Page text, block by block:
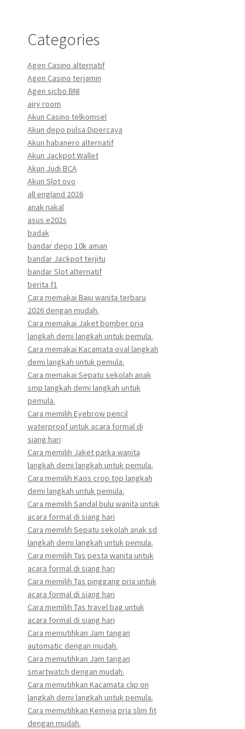
Categories
Agen Casino alternatif
Agen Casino terjamin
Agen sicbo BNI
airy room
Akun Casino telkomsel
Akun depo pulsa Dipercaya
Akun habanero alternatif
Akun Jackpot Wallet
Akun Judi BCA
Akun Slot ovo
all england 2026
anak nakal
asus e202s
badak
bandar depo 10k aman
bandar Jackpot terjitu
bandar Slot alternatif
berita f1
Cara memakai Baju wanita terbaru
2026 dengan mudah.
Cara memakai Jaket bomber pria
langkah demi langkah untuk pemula.
Cara memakai Kacamata oval langkah
demi langkah untuk pemula.
Cara memakai Sepatu sekolah anak
smp langkah demi langkah untuk
pemula.
Cara memilih Eyebrow pencil
waterproof untuk acara formal di
siang hari
Cara memilih Jaket parka wanita
langkah demi langkah untuk pemula.
Cara memilih Kaos crop top langkah
demi langkah untuk pemula.
Cara memilih Sandal bulu wanita untuk
acara formal di siang hari
Cara memilih Sepatu sekolah anak sd
langkah demi langkah untuk pemula.
Cara memilih Tas pesta wanita untuk
acara formal di siang hari
Cara memilih Tas pinggang pria untuk
acara formal di siang hari
Cara memilih Tas travel bag untuk
acara formal di siang hari
Cara memutihkan Jam tangan
automatic dengan mudah.
Cara memutihkan Jam tangan
smartwatch dengan mudah.
Cara memutihkan Kacamata clip on
langkah demi langkah untuk pemula.
Cara memutihkan Kemeja pria slim fit
dengan mudah.